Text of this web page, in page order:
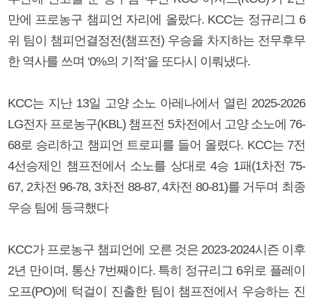
만에 프로농구 챔피언 자리에 올랐다. KCC는 정규리그 6
위 팀이 챔피언결정전(챔프전) 우승을 차지하는 전무후무
한 역사를 쓰며 ‘0%의 기적’을 또다시 이뤄냈다.
KCC는 지난 13일 고양 소노 아레나에서 열린 2025-2026
LG전자 프로농구(KBL) 챔프전 5차전에서 고양 소노에 76-
68로 승리하고 챔피언 트로피를 들어 올렸다. KCC는 7전
4선승제인 챔프전에서 소노를 상대로 4승 1패(1차전 75-
67, 2차전 96-78, 3차전 88-87, 4차전 80-81)를 거두며 최종
우승 팀에 등극했다
KCC가 프로농구 챔피언에 오른 것은 2023-2024시즌 이후
2년 만이며, 통산 7번째이다. 특히 정규리그 6위로 플레이
오프(PO)에 턱걸이 진출한 팀이 챔프전에서 우승하는 진